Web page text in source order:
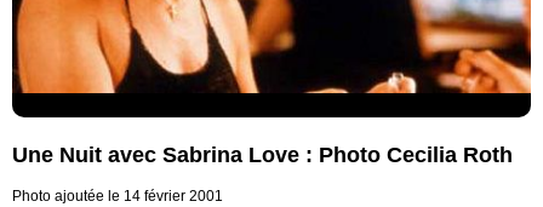
Une Nuit avec Sabrina Love : Photo Cecilia Roth
Photo ajoutée le 14 février 2001